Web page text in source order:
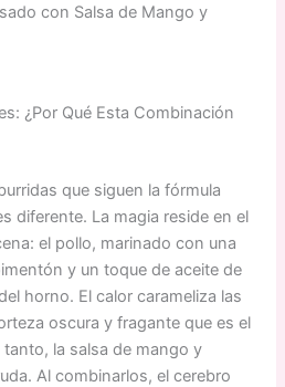
con Salsa de Mango y
¿Por Qué Esta Combinación
que siguen la fórmula
diferente. La magia reside en el
el pollo, marinado con una
y un toque de aceite de
horno. El calor carameliza las
oscura y fragante que es el
la salsa de mango y
Al combinarlos, el cerebro